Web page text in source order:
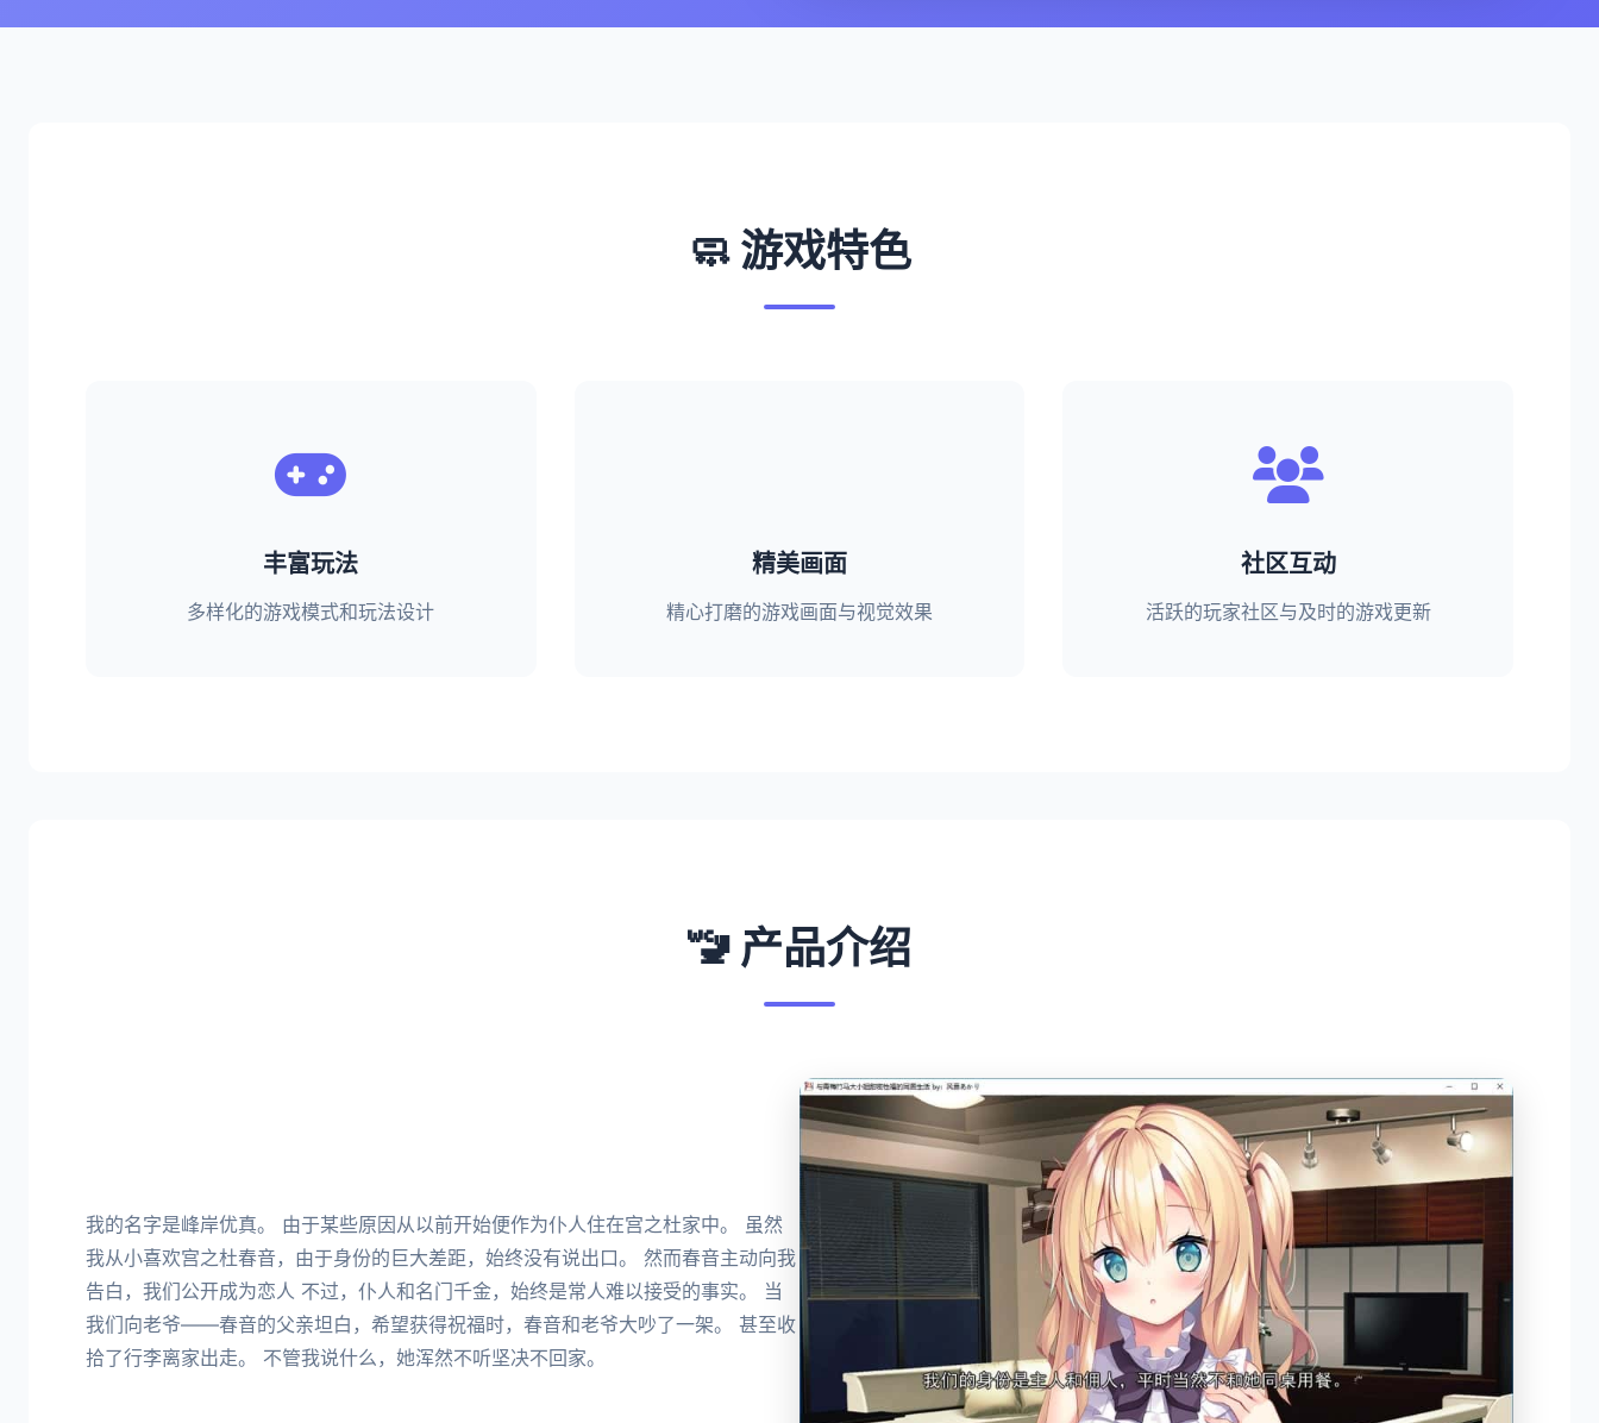
🧼 游戏特色
丰富玩法
多样化的游戏模式和玩法设计
精美画面
精心打磨的游戏画面与视觉效果
社区互动
活跃的玩家社区与及时的游戏更新
🚾 产品介绍
我的名字是峰岸优真。 由于某些原因从以前开始便作为仆人住在宫之杜家中。 虽然
我从小喜欢宫之杜春音，由于身份的巨大差距，始终没有说出口。 然而春音主动向我
告白，我们公开成为恋人 不过，仆人和名门千金，始终是常人难以接受的事实。 当
我们向老爷——春音的父亲坦白，希望获得祝福时，春音和老爷大吵了一架。 甚至收
拾了行李离家出走。 不管我说什么，她浑然不听坚决不回家。